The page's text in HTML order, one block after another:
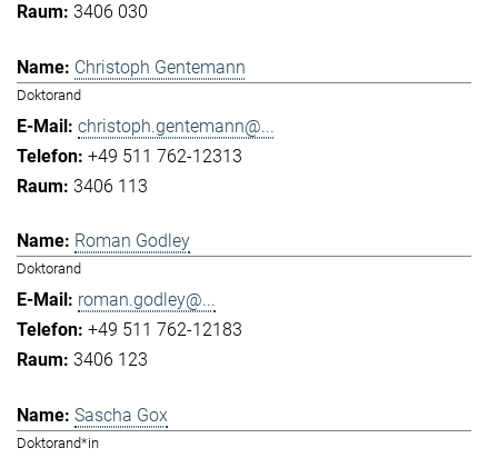
3406 030
Christoph Gentemann
Doktorand
christoph.gentemann@...
+49 511 762-12313
3406 113
Roman Godley
Doktorand
roman.godley@...
+49 511 762-12183
3406 123
Sascha Gox
Doktorand*in